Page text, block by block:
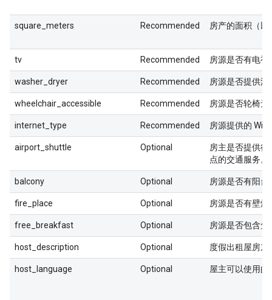
square_meters Recommended 房产的面积（
tv Recommended 房源是否有电视
washer_dryer Recommended 房源是否提供洗
wheelchair_accessible Recommended 房源是否轮椅无
internet_type Recommended 房源提供的 Wi-
airport_shuttle Optional
房主是否提供
点的交通服务。
balcony Optional 房源是否有阳台
fire_place Optional 房源是否有壁炉
free_breakfast Optional 房源是否包含免
host_description Optional 度假出租屋房东
host_language Optional 屋主可以使用的